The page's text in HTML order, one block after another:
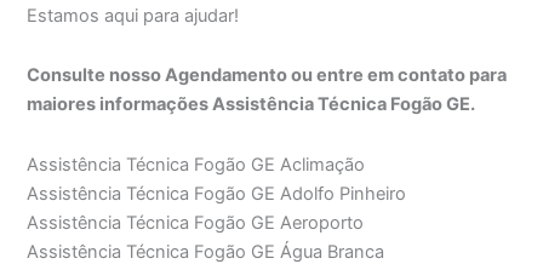
Estamos aqui para ajudar!
Consulte nosso Agendamento ou entre em contato para
maiores informações Assistência Técnica Fogão GE.
Assistência Técnica Fogão GE Aclimação
Assistência Técnica Fogão GE Adolfo Pinheiro
Assistência Técnica Fogão GE Aeroporto
Assistência Técnica Fogão GE Água Branca